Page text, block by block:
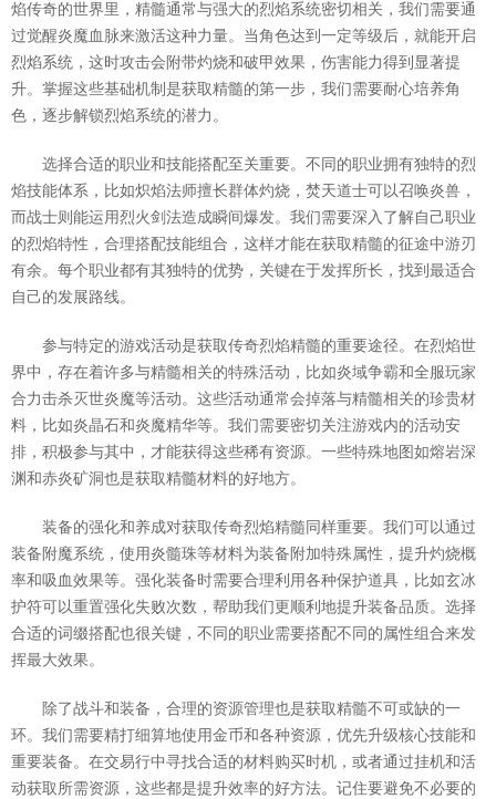
焰传奇的世界里，精髓通常与强大的烈焰系统密切相关，我们需要通
过觉醒炎魔血脉来激活这种力量。当角色达到一定等级后，就能开启
烈焰系统，这时攻击会附带灼烧和破甲效果，伤害能力得到显著提
升。掌握这些基础机制是获取精髓的第一步，我们需要耐心培养角
色，逐步解锁烈焰系统的潜力。
选择合适的职业和技能搭配至关重要。不同的职业拥有独特的烈
焰技能体系，比如炽焰法师擅长群体灼烧，焚天道士可以召唤炎兽，
而战士则能运用烈火剑法造成瞬间爆发。我们需要深入了解自己职业
的烈焰特性，合理搭配技能组合，这样才能在获取精髓的征途中游刃
有余。每个职业都有其独特的优势，关键在于发挥所长，找到最适合
自己的发展路线。
参与特定的游戏活动是获取传奇烈焰精髓的重要途径。在烈焰世
界中，存在着许多与精髓相关的特殊活动，比如炎域争霸和全服玩家
合力击杀灭世炎魔等活动。这些活动通常会掉落与精髓相关的珍贵材
料，比如炎晶石和炎魔精华等。我们需要密切关注游戏内的活动安
排，积极参与其中，才能获得这些稀有资源。一些特殊地图如熔岩深
渊和赤炎矿洞也是获取精髓材料的好地方。
装备的强化和养成对获取传奇烈焰精髓同样重要。我们可以通过
装备附魔系统，使用炎髓珠等材料为装备附加特殊属性，提升灼烧概
率和吸血效果等。强化装备时需要合理利用各种保护道具，比如玄冰
护符可以重置强化失败次数，帮助我们更顺利地提升装备品质。选择
合适的词缀搭配也很关键，不同的职业需要搭配不同的属性组合来发
挥最大效果。
除了战斗和装备，合理的资源管理也是获取精髓不可或缺的一
环。我们需要精打细算地使用金币和各种资源，优先升级核心技能和
重要装备。在交易行中寻找合适的材料购买时机，或者通过挂机和活
动获取所需资源，这些都是提升效率的好方法。记住要避免不必要的